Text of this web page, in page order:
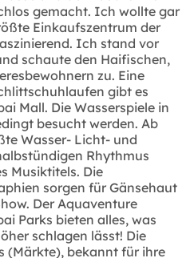
gemacht. Ich wollte gar
Einkaufszentrum der
Ich stand vor
schaute den Haifischen,
zu. Eine
gibt es
Mall. Die Wasserspiele in
besucht werden. Ab
Wasser- Licht- und
Rhythmus
Musiktitels. Die
sorgen für Gänsehaut
Der Aquaventure
Parks bieten alles, was
schlagen lässt! Die
(Märkte), bekannt für ihre